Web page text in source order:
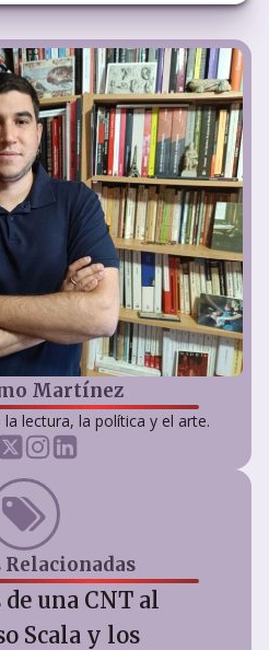
Martínez
lectura, la política y el arte.
una CNT al
Scala y los